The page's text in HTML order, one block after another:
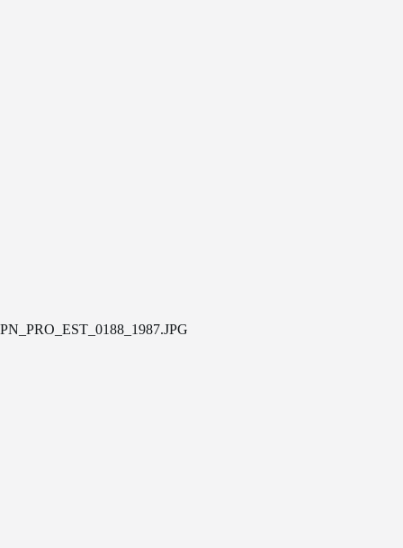
PN_PRO_EST_0188_1987.JPG